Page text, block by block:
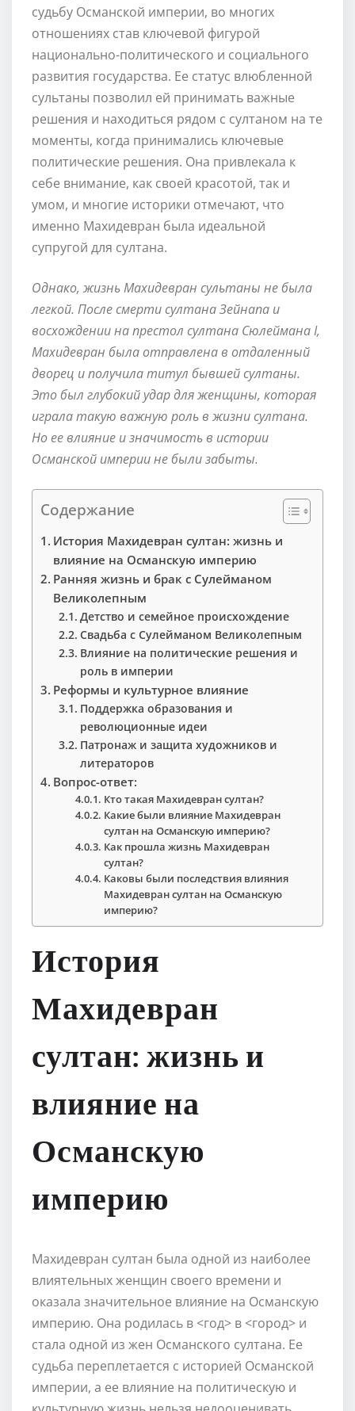
судьбу Османской империи, во многих
отношениях став ключевой фигурой
национально-политического и социального
развития государства. Ее статус влюбленной
сультаны позволил ей принимать важные
решения и находиться рядом с султаном на те
моменты, когда принимались ключевые
политические решения. Она привлекала к
себе внимание, как своей красотой, так и
умом, и многие историки отмечают, что
именно Махидевран была идеальной
супругой для султана.
Однако, жизнь Махидевран сультаны не была
легкой. После смерти султана Зейнапа и
восхождении на престол султана Сюлеймана I,
Махидевран была отправлена в отдаленный
дворец и получила титул бывшей султаны.
Это был глубокий удар для женщины, которая
играла такую важную роль в жизни султана.
Но ее влияние и значимость в истории
Османской империи не были забыты.
Содержание
История Махидевран султан: жизнь и
влияние на Османскую империю
Ранняя жизнь и брак с Сулейманом
Великолепным
Детство и семейное происхождение
Свадьба с Сулейманом Великолепным
Влияние на политические решения и
роль в империи
Реформы и культурное влияние
Поддержка образования и
революционные идеи
Патронаж и защита художников и
литераторов
Вопрос-ответ:
Кто такая Махидевран султан?
Какие были влияние Махидевран
султан на Османскую империю?
Как прошла жизнь Махидевран
султан?
Каковы были последствия влияния
Махидевран султан на Османскую
империю?
История
Махидевран
султан: жизнь и
влияние на
Османскую
империю
Махидевран султан была одной из наиболее
влиятельных женщин своего времени и
оказала значительное влияние на Османскую
империю. Она родилась в <год> в <город> и
стала одной из жен Османского султана. Ее
судьба переплетается с историей Османской
империи, а ее влияние на политическую и